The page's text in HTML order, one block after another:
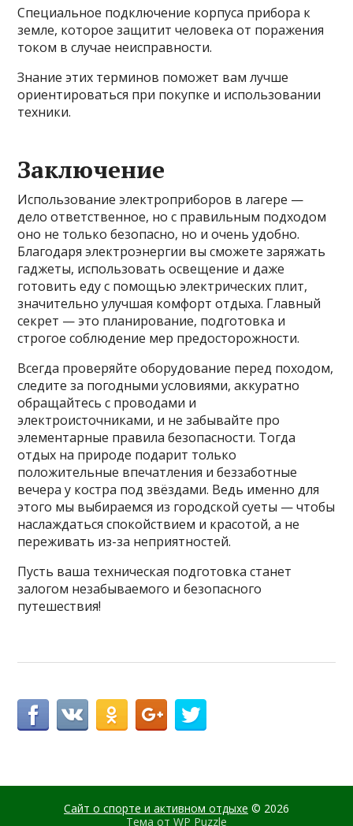
Специальное подключение корпуса прибора к
земле, которое защитит человека от поражения
током в случае неисправности.
Знание этих терминов поможет вам лучше
ориентироваться при покупке и использовании
техники.
Заключение
Использование электроприборов в лагере —
дело ответственное, но с правильным подходом
оно не только безопасно, но и очень удобно.
Благодаря электроэнергии вы сможете заряжать
гаджеты, использовать освещение и даже
готовить еду с помощью электрических плит,
значительно улучшая комфорт отдыха. Главный
секрет — это планирование, подготовка и
строгое соблюдение мер предосторожности.
Всегда проверяйте оборудование перед походом,
следите за погодными условиями, аккуратно
обращайтесь с проводами и
электроисточниками, и не забывайте про
элементарные правила безопасности. Тогда
отдых на природе подарит только
положительные впечатления и беззаботные
вечера у костра под звёздами. Ведь именно для
этого мы выбираемся из городской суеты — чтобы
наслаждаться спокойствием и красотой, а не
переживать из-за неприятностей.
Пусть ваша техническая подготовка станет
залогом незабываемого и безопасного
путешествия!
Сайт о спорте и активном отдыхе © 2026
Тема от WP Puzzle